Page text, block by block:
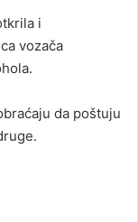
i
vozača
da poštuju